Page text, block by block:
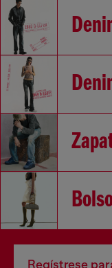
Regístrese